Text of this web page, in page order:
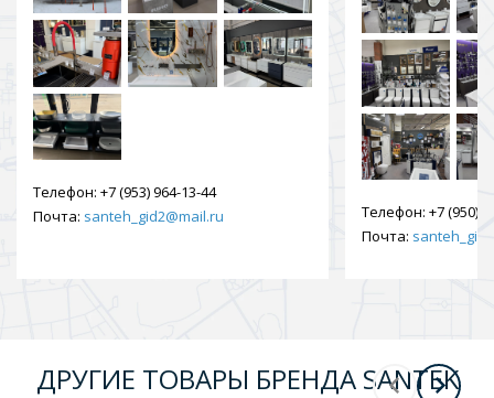
Телефон: +7 (953) 964-13-44
Почта: santeh_gid2@mail.ru Телефон: +7 (950)
Почта:
ДРУГИЕ ТОВАРЫ БРЕНДА SANTEK